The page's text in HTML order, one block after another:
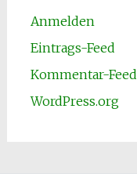
Anmelden
Eintrags-Feed
Kommentar-Feed
WordPress.org